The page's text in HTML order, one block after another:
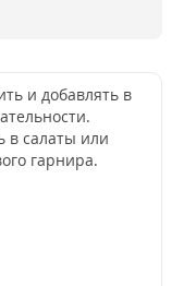
и добавлять в
в салаты или
гарнира.